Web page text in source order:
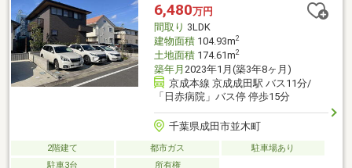
6,480万円
間取り 3LDK
建物面積104.93m2
土地面積174.61m2
築年月 2023年1月(築3年8ヶ月)
京成本線 京成成田駅 バス11分/
「日赤病院」バス停 停歩15分
千葉県成田市並木町
2階建て 都市ガス
駐車場あり
駐車3台
所有権